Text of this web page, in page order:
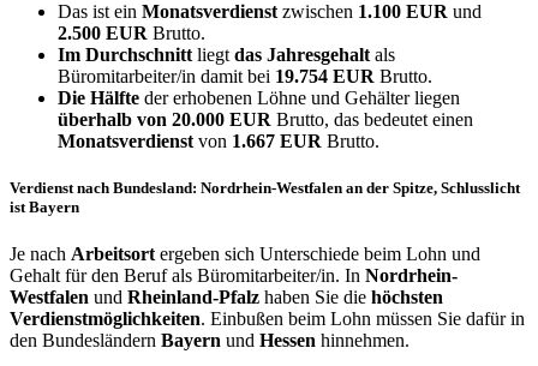
Das ist ein Monatsverdienst zwischen 1.100 EUR und
2.500 EUR Brutto.
Im Durchschnitt liegt das Jahresgehalt als
Büromitarbeiter/in damit bei 19.754 EUR Brutto.
Die Hälfte der erhobenen Löhne und Gehälter liegen
überhalb von 20.000 EUR Brutto, das bedeutet einen
Monatsverdienst von 1.667 EUR Brutto.
Verdienst nach Bundesland: Nordrhein-Westfalen an der Spitze, Schlusslicht
ist Bayern
Je nach Arbeitsort ergeben sich Unterschiede beim Lohn und
Gehalt für den Beruf als Büromitarbeiter/in. In Nordrhein-
Westfalen und Rheinland-Pfalz haben Sie die höchsten
Verdienstmöglichkeiten. Einbußen beim Lohn müssen Sie dafür in
den Bundesländern Bayern und Hessen hinnehmen.